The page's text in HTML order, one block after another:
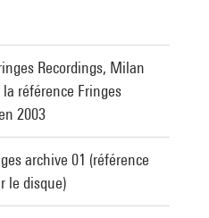
Recordings, Milan
référence Fringes
2003
archive 01 (référence
le disque)